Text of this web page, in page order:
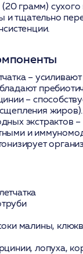
грамм) сухого
и тщательно
–
–
жиров).
экстрактов –
и
малины,
лопуха,